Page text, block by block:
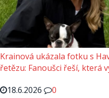
Krainová ukázala fotku s
řetězu: Fanoušci řeší, která
18.6.2026
0